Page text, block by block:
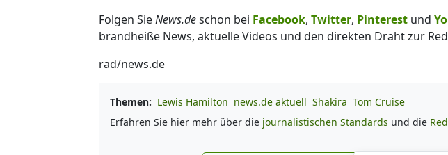
Folgen SieNews.deschon bei Facebook, Twitter, Pinterest und
brandheiße News, aktuelle Videos und den direkten Draht zur
rad/news.de
Themen: Lewis Hamilton news.de aktuell Shakira Tom Cruise
Erfahren Sie hier mehr über die journalistischen Standards und die